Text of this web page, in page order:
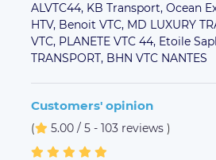
ALVTC44, KB Transport, Ocean
HTV, Benoit VTC, MD LUXURY
VTC, PLANETE VTC 44, Etoile
TRANSPORT, BHN VTC NANTES
Customers' opinion
( 5.00 / 5 - 103 reviews )